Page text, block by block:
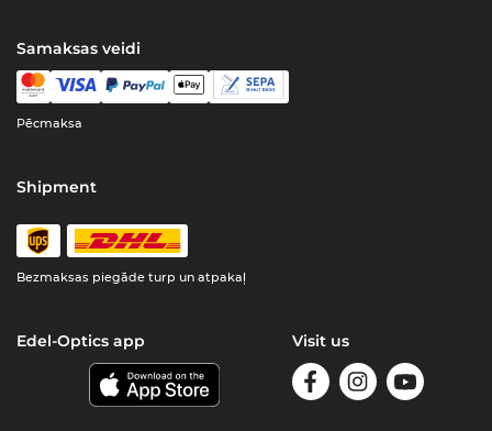
Samaksas veidi
Pēcmaksa
Shipment
Bezmaksas piegāde turp un atpakaļ
Edel-Optics app Visit us